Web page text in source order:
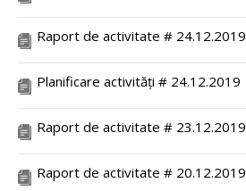
Raport de activitate # 24.12.2019
Planificare activități # 24.12.2019
Raport de activitate # 23.12.2019
Raport de activitate # 20.12.2019